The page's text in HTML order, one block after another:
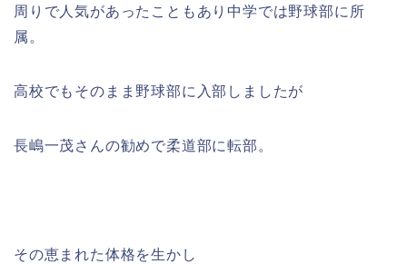
周りで人気があったこともあり中学では野球部に所
属。
高校でもそのまま野球部に入部しましたが
長嶋一茂さんの勧めで柔道部に転部。
その恵まれた体格を生かし